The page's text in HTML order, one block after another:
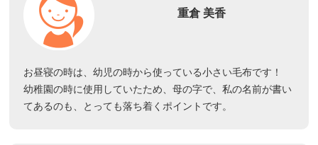
重倉 美香
お昼寝の時は、幼児の時から使っている小さい毛布です！
幼稚園の時に使用していたため、母の字で、私の名前が書い
てあるのも、とっても落ち着くポイントです。